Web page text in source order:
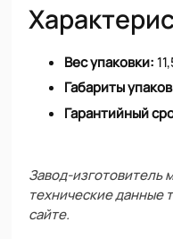
Вес упаковки:
Габариты
Гарантийный
Завод-изготовитель
технические данные
сайте.